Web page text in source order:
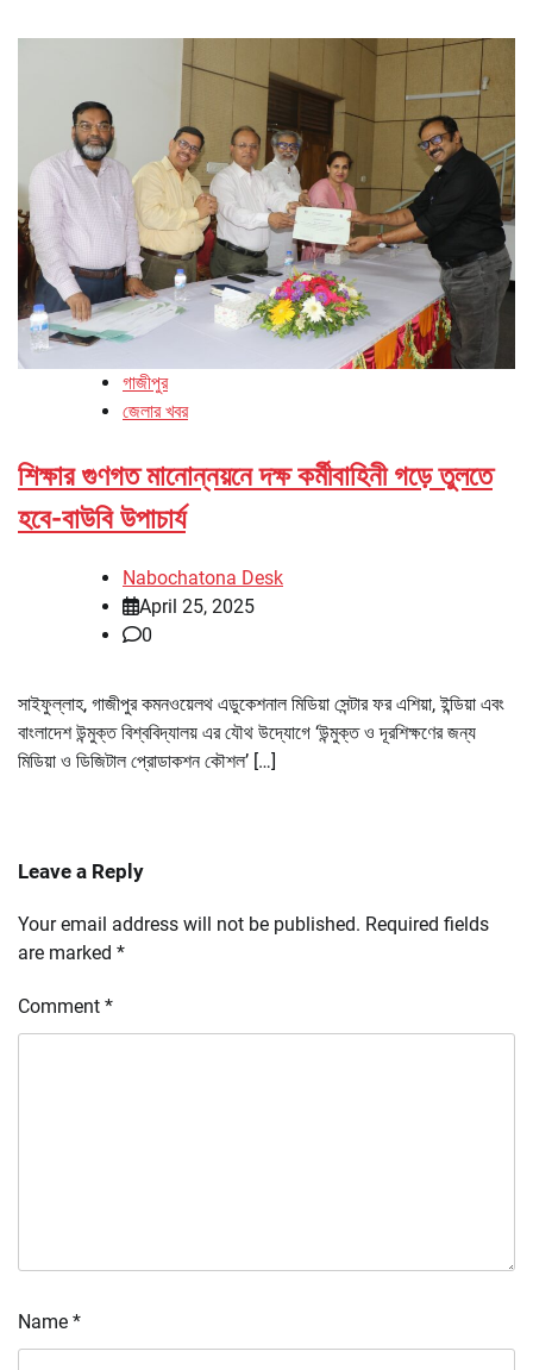
গাজীপুর
জেলার খবর
শিক্ষার গুণগত মানোন্নয়নে দক্ষ কর্মীবাহিনী গড়ে তুলতে
হবে-বাউবি উপাচার্য
Nabochatona Desk
April 25, 2025
0
সাইফুল্লাহ, গাজীপুর কমনওয়েলথ এডুকেশনাল মিডিয়া সেন্টার ফর এশিয়া, ইন্ডিয়া এবং
বাংলাদেশ উন্মুক্ত বিশ্ববিদ্যালয় এর যৌথ উদ্যোগে ‘উন্মুক্ত ও দূরশিক্ষণের জন্য
মিডিয়া ও ডিজিটাল প্রোডাকশন কৌশল’ […]
Leave a Reply
Your email address will not be published. Required fields
are marked *
Comment *
Name *